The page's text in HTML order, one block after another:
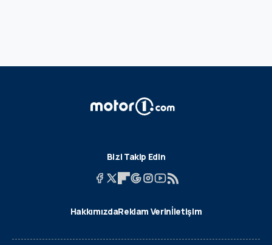
Bizi Takip Edin
HakkımızdaReklam Verinİletişim